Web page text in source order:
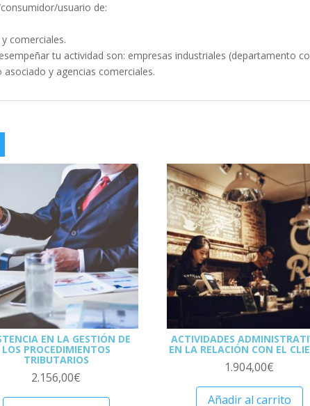
usuario de:
comerciales.
tu actividad son: empresas industriales (departamento
y agencias comerciales.
EN LA GESTIÓN DE
LOS PROCEDIMIENTOS
TRIBUTARIOS
2.156,00€
ACTIVIDADES
EN LA RELACIÓN CON EL
1.904,00€
Añadir al carrito